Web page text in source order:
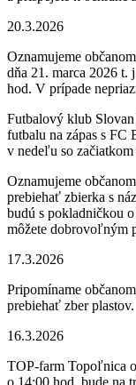
20.3.2026
Oznamujeme
dňa 21. marca 2026 t.
hod. V prípade
Futbalový klub
futbalu na zápas s FC
v nedeľu so
Oznamujeme
prebiehať zbierka s
budú s pokladničkou
môžete dobrovoľným
17.3.2026
Pripomíname
prebiehať zber plastov.
16.3.2026
TOP-farm Topoľnica
o 14:00 hod. bude na